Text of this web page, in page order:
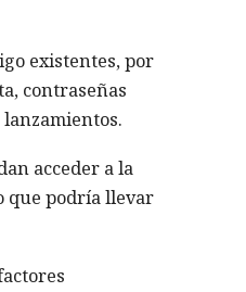
existentes, por
contraseñas
acceder a la
que podría llevar